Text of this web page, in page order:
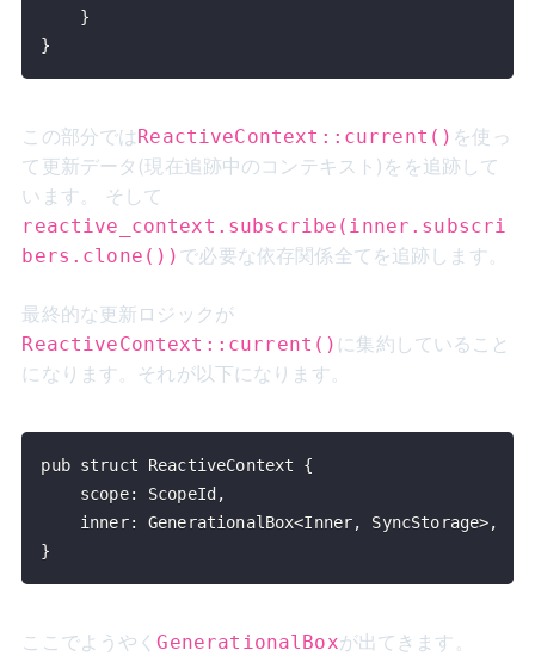
}
この部分では ReactiveContext::current() を使っ
て更新データ(現在追跡中のコンテキスト)をを追跡して
います。 そして
reactive_context.subscribe(inner.subscri
bers.clone()) で必要な依存関係全てを追跡します。
最終的な更新ロジックが
ReactiveContext::current() に集約していること
になります。それが以下になります。
}
ここでようやくGenerationalBoxが出てきます。